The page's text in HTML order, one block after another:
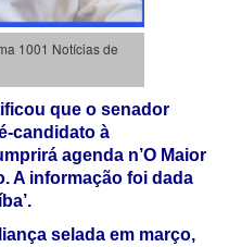
1001 Notícias de
que o senador
candidato à
agenda n’O Maior
A informação foi dada
selada em março,